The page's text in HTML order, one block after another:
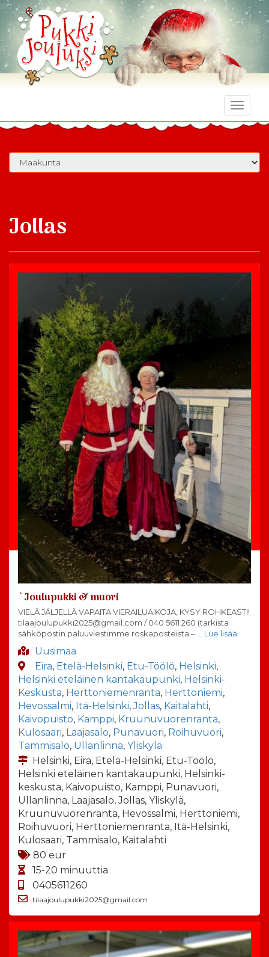
Toggle
Jollas
`Joulupukki & muori
VIELÄ JÄLJELLÄ VAPAITA VIERAILUAIKOJA, KYSY ROHKEASTI!
tilaajoulupukki2025@gmail.com / 040 5611 260 (tarkista
sähköpostin paluuviestimme roskaposteista – … Lue lisää
Uusimaa
Eira, Etelä-Helsinki, Etu-Töölö, Helsinki,
Helsinki eteläinen kantakaupunki, Helsinki-
Keskusta, Herttoniemenranta, Herttoniemi,
Hevossalmi, Itä-Helsinki,Jollas, Kaitalahti,
Kaivopuisto, Kamppi, Kruunuvuorenranta,
Kulosaari, Laajasalo, Punavuori, Roihuvuori,
Tammisalo, Ullanlinna, Yliskylä
Helsinki, Eira, Etelä-Helsinki, Etu-Töölö,
Helsinki eteläinen kantakaupunki, Helsinki-
keskusta, Kaivopuisto, Kamppi, Punavuori,
Ullanlinna, Laajasalo, Jollas, Yliskylä,
Kruunuvuorenranta, Hevossalmi, Herttoniemi,
Roihuvuori, Herttoniemenranta, Itä-Helsinki,
Kulosaari, Tammisalo, Kaitalahti
80 eur
15-20 minuuttia
0405611260
tilaajoulupukki2025@gmail.com